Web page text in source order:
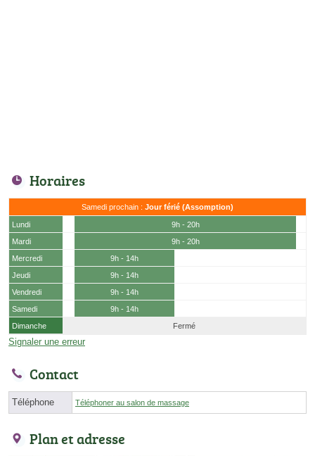
Horaires
Samedi prochain : Jour férié (Assomption)
Lundi
9h - 20h
Mardi
9h - 20h
Mercredi
9h - 14h
Jeudi
9h - 14h
Vendredi
9h - 14h
Samedi
9h - 14h
Dimanche
Fermé
Signaler une erreur
Contact
Téléphone Téléphoner au salon de massage
Plan et adresse